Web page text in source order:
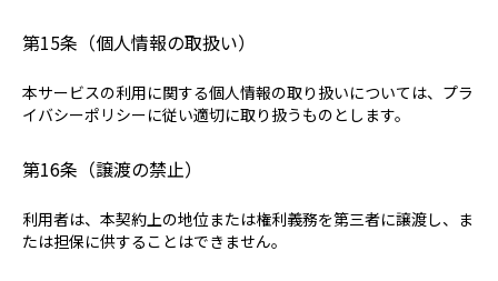
第15条（個人情報の取扱い）
本サービスの利用に関する個人情報の取り扱いについては、プラ
イバシーポリシーに従い適切に取り扱うものとします。
第16条（譲渡の禁止）
利用者は、本契約上の地位または権利義務を第三者に譲渡し、ま
たは担保に供することはできません。